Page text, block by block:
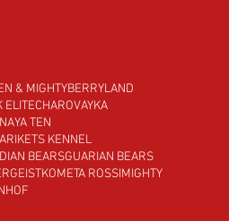
& MIGHTYBERRYLAND
ELITECHAROVAYKA
TEN
KENNEL
BEARSGUARIAN BEARS
KOMETA ROSSIMIGHTY